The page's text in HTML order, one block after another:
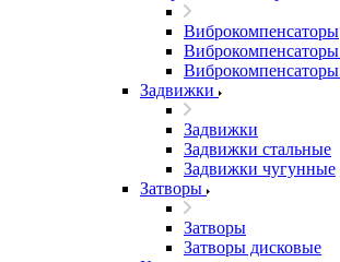
Виброкомпенсаторы
Задвижки
Задвижки
Задвижки стальные
Задвижки чугунные
Затворы
Затворы
Затворы дисковые